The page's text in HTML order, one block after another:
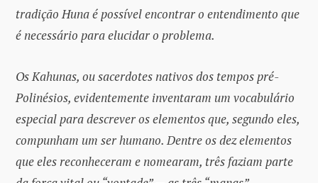
tradição Huna é possível encontrar o entendimento que
é necessário para elucidar o problema.
Os Kahunas, ou sacerdotes nativos dos tempos pré-
Polinésios, evidentemente inventaram um vocabulário
especial para descrever os elementos que, segundo eles,
compunham um ser humano. Dentre os dez elementos
que eles reconheceram e nomearam, três faziam parte